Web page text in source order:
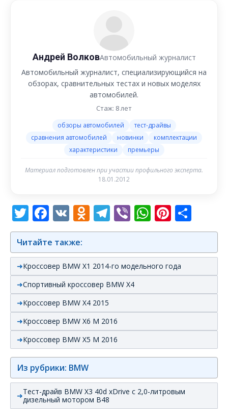
Андрей ВолковАвтомобильный журналист
Автомобильный журналист, специализирующийся на
обзорах, сравнительных тестах и новых моделях
автомобилей.
Стаж: 8 лет
обзоры автомобилей
тест-драйвы
сравнения автомобилей
новинки
комплектации
характеристики
премьеры
Материал подготовлен при участии профильного эксперта.
18.01.2012
Twitter
Facebook
VK Odnoklassniki
Telegram
Viber
Читайте также:
Кроссовер BMW X1 2014-го модельного года
Спортивный кроссовер BMW X4
Кроссовер BMW X4 2015
Кроссовер BMW X6 M 2016
Кроссовер BMW X5 M 2016
Из рубрики: BMW
Тест-драйв BMW X3 40d xDrive с 2,0-литровым
дизельный мотором B48